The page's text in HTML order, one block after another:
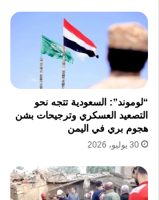
“لوموند”: السعودية تتجه نحو
التصعيد العسكري وترجيحات بشن
هجوم بري في اليمن
30 يوليو، 2026